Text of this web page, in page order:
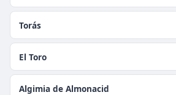
Torás
El Toro
Algimia de Almonacid